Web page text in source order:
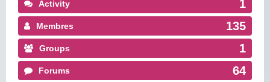
Activity 1
Membres 135
Groups 1
Forums 64